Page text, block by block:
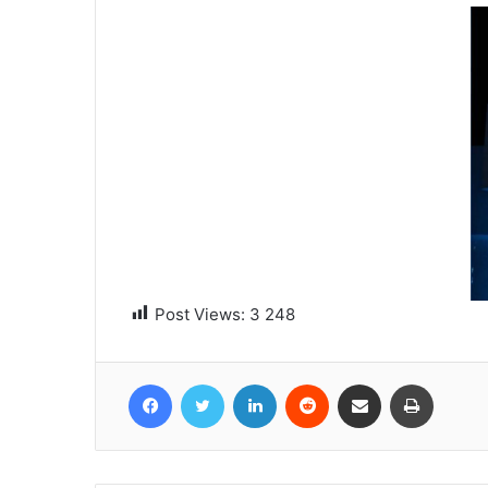
Post Views: 3 248
FacebookTwitter Linkedin Reddit Partager par email